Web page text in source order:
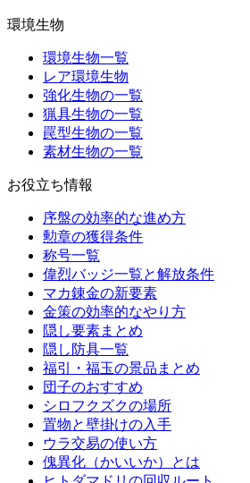
環境生物
環境生物一覧
レア環境生物
強化生物の一覧
猟具生物の一覧
罠型生物の一覧
素材生物の一覧
お役立ち情報
序盤の効率的な進め方
勲章の獲得条件
称号一覧
偉烈バッジ一覧と解放条件
マカ錬金の新要素
金策の効率的なやり方
隠し要素まとめ
隠し防具一覧
福引・福玉の景品まとめ
団子のおすすめ
シロフクズクの場所
置物と壁掛けの入手
ウラ交易の使い方
傀異化（かいいか）とは